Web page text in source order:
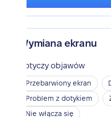
Wymiana ekranu
Dotyczy objawów
Przebarwiony ekran
Problem z dotykiem
Nie włącza się